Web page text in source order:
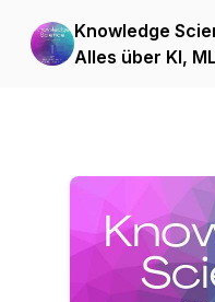
Knowledge
Alles über KI,